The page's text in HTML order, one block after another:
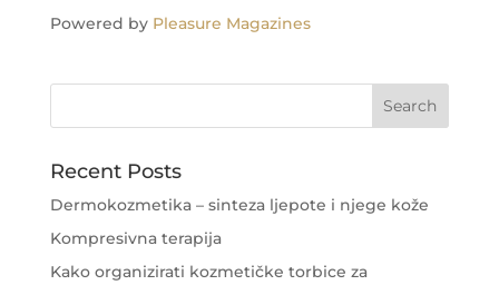
Powered by Pleasure Magazines
Recent Posts
Dermokozmetika – sinteza ljepote i njege kože
Kompresivna terapija
Kako organizirati kozmetičke torbice za